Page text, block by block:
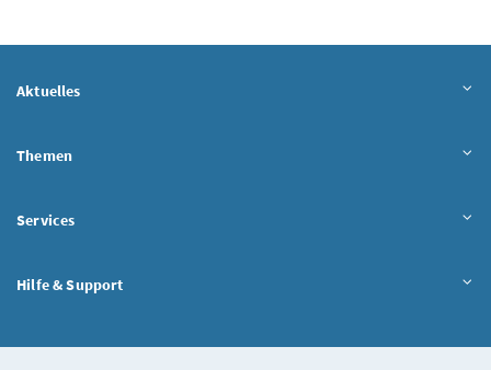
Aktuelles
Themen
Services
Hilfe & Support